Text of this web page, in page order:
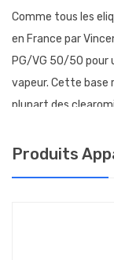
Comme tous les
en France par
PG/VG 50/50 pour
vapeur. Cette base
plupart des
LIQUIDE CAFFÈ
pour une vape
Produits